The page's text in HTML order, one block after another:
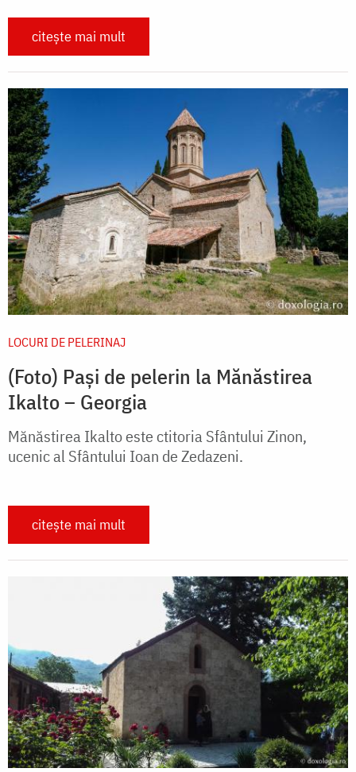
citește mai mult
LOCURI DE PELERINAJ
(Foto) Pași de pelerin la Mănăstirea
Ikalto – Georgia
Mănăstirea Ikalto este ctitoria Sfântului Zinon,
ucenic al Sfântului Ioan de Zedazeni.
citește mai mult